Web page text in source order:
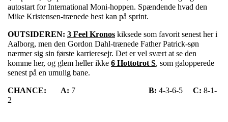
autostart for International Moni-hoppen. Spændende hvad den
Mike Kristensen-trænede hest kan på sprint.
OUTSIDEREN: 3 Feel Kronos kiksede som favorit senest her i
Aalborg, men den Gordon Dahl-trænede Father Patrick-søn
nærmer sig sin første karrieresejr. Det er vel svært at se den
komme her, og glem heller ikke 6 Hottotrot S, som galopperede
senest på en umulig bane.
CHANCE: A: 7 B: 4-3-6-5 C: 8-1-
2